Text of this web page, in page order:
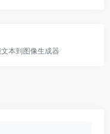
本到图像生成器